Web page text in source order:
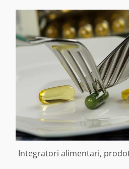
Integratori alimentari,